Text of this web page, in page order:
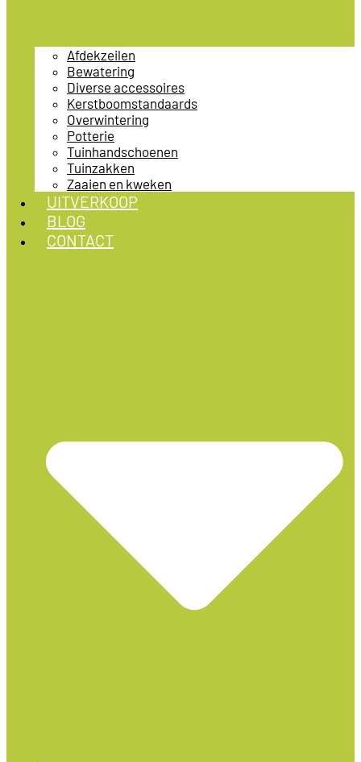
Afdekzeilen
Bewatering
Diverse accessoires
Kerstboomstandaards
Overwintering
Potterie
Tuinhandschoenen
Tuinzakken
Zaaien en kweken
UITVERKOOP
BLOG
CONTACT